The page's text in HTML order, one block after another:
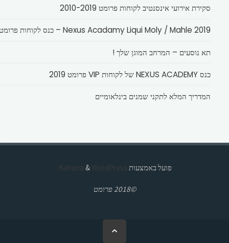
סקירת אירועי אינסנטיב לקוחות פרומט 2010-2019
Nexus Acadamy Liqui Moly / Mahle 2019 – כנס לקוחות פרומט
תא נוסעים – המרחב המוגן שלך !
כנס NEXUS ACADEMY של לקוחות VIP פרומט 2019
המדריך המלא לתקני שמנים בינלאומיים
פועל באמצעות & WordPress.
©2018 פרומט
בחזרה